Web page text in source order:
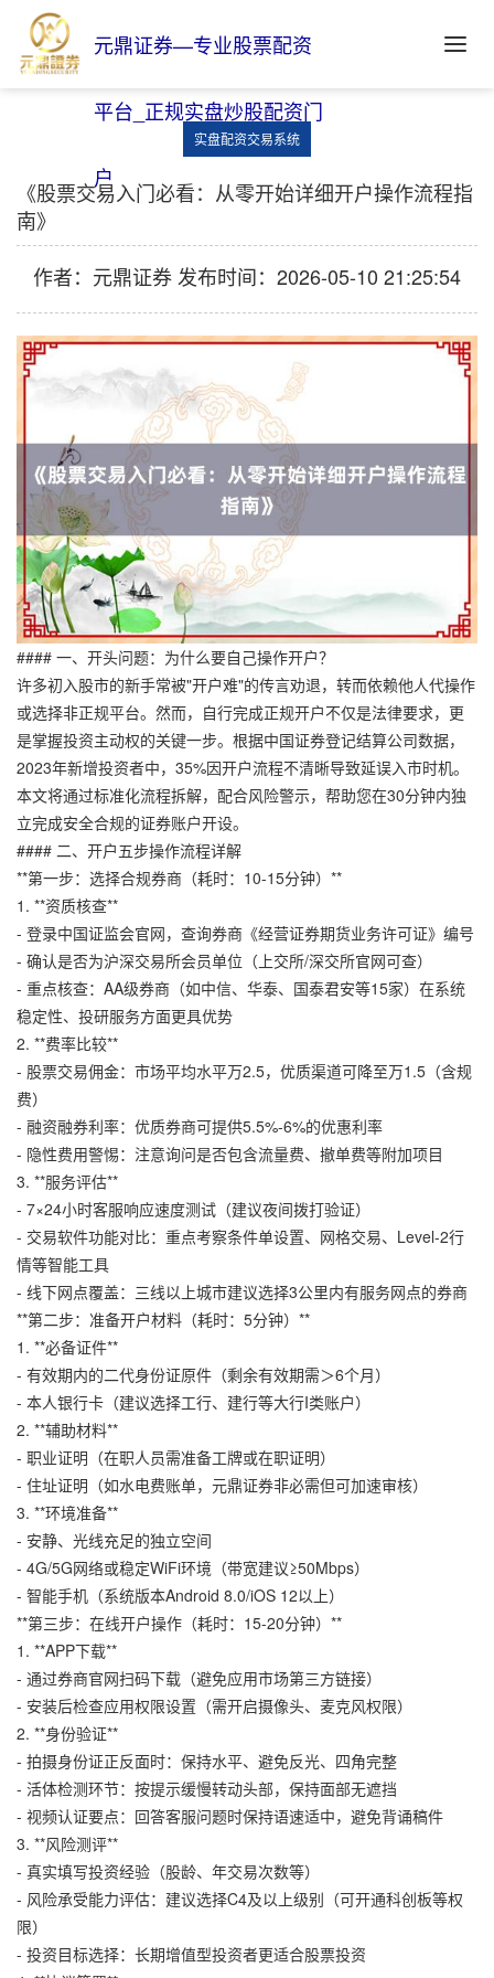
元鼎证券—专业股票配资
平台_正规实盘炒股配资门
户
实盘配资交易系统
《股票交易入门必看：从零开始详细开户操作流程指
南》
作者：元鼎证券 发布时间：2026-05-10 21:25:54
#### 一、开头问题：为什么要自己操作开户？
许多初入股市的新手常被"开户难"的传言劝退，转而依赖他人代操作
或选择非正规平台。然而，自行完成正规开户不仅是法律要求，更
是掌握投资主动权的关键一步。根据中国证券登记结算公司数据，
2023年新增投资者中，35%因开户流程不清晰导致延误入市时机。
本文将通过标准化流程拆解，配合风险警示，帮助您在30分钟内独
立完成安全合规的证券账户开设。
#### 二、开户五步操作流程详解
**第一步：选择合规券商（耗时：10-15分钟）**
1. **资质核查**
- 登录中国证监会官网，查询券商《经营证券期货业务许可证》编号
- 确认是否为沪深交易所会员单位（上交所/深交所官网可查）
- 重点核查：AA级券商（如中信、华泰、国泰君安等15家）在系统
稳定性、投研服务方面更具优势
2. **费率比较**
- 股票交易佣金：市场平均水平万2.5，优质渠道可降至万1.5（含规
费）
- 融资融券利率：优质券商可提供5.5%-6%的优惠利率
- 隐性费用警惕：注意询问是否包含流量费、撤单费等附加项目
3. **服务评估**
- 7×24小时客服响应速度测试（建议夜间拨打验证）
- 交易软件功能对比：重点考察条件单设置、网格交易、Level-2行
情等智能工具
- 线下网点覆盖：三线以上城市建议选择3公里内有服务网点的券商
**第二步：准备开户材料（耗时：5分钟）**
1. **必备证件**
- 有效期内的二代身份证原件（剩余有效期需＞6个月）
- 本人银行卡（建议选择工行、建行等大行I类账户）
2. **辅助材料**
- 职业证明（在职人员需准备工牌或在职证明）
- 住址证明（如水电费账单， 元鼎证券非必需但可加速审核）
3. **环境准备**
- 安静、光线充足的独立空间
- 4G/5G网络或稳定WiFi环境（带宽建议≥50Mbps）
- 智能手机（系统版本Android 8.0/iOS 12以上）
**第三步：在线开户操作（耗时：15-20分钟）**
1. **APP下载**
- 通过券商官网扫码下载（避免应用市场第三方链接）
- 安装后检查应用权限设置（需开启摄像头、麦克风权限）
2. **身份验证**
- 拍摄身份证正反面时：保持水平、避免反光、四角完整
- 活体检测环节：按提示缓慢转动头部，保持面部无遮挡
- 视频认证要点：回答客服问题时保持语速适中，避免背诵稿件
3. **风险测评**
- 真实填写投资经验（股龄、年交易次数等）
- 风险承受能力评估：建议选择C4及以上级别（可开通科创板等权
限）
- 投资目标选择：长期增值型投资者更适合股票投资